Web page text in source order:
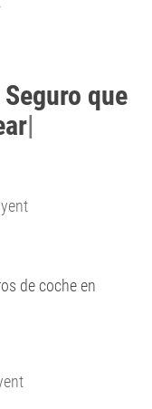
de coche en